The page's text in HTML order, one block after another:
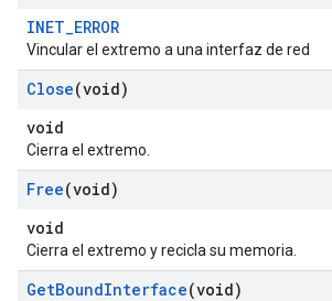
INET_ERROR
Vincular el extremo a una interfaz de red
Close(void)
void
Cierra el extremo.
Free(void)
void
Cierra el extremo y recicla su memoria.
GetBoundInterface(void)